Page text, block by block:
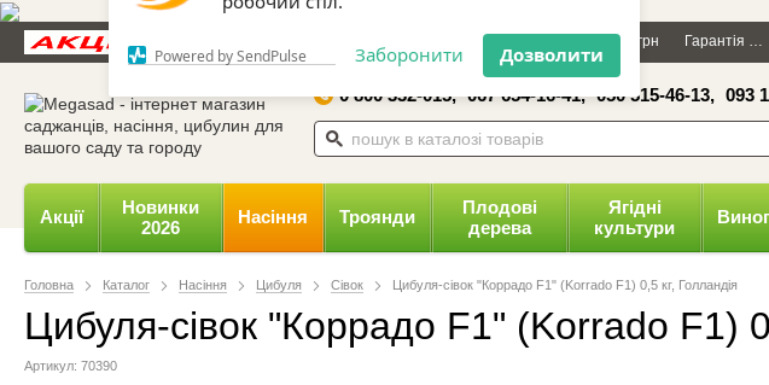
відправляти вам сповіщення на
Powered by SendPulse Заборонити Дозволити
×
Відгуки Даруємо 100 грн Гарантія
0 800 332-015, 067 654-16-41, 050 515-46-13, 093
Акції
Новинки
2026
Насіння Троянди
Плодові
дерева
Ягідні
культури
Головна Каталог Насіння Цибуля Сівок Цибуля-сівок "Коррадо F1" (Korrado F1) 0,5 кг, Голландія
Цибуля-сівок "Коррадо F1" (Korrado F1)
Артикул: 70390